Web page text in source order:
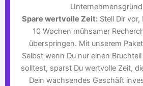
Spare wertvolle Zeit:Stell Dir vor,
10 Wochen mühsamer
überspringen. Mit unserem
Selbst wenn Du nur einen
solltest, sparst Du wertvolle Zeit,
Dein wachsendes Geschäft